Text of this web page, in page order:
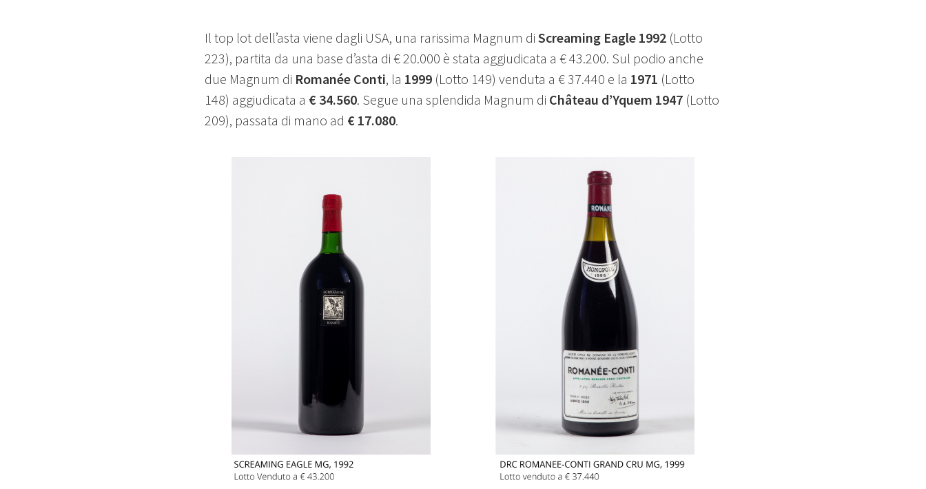
Il top lot dell’asta viene dagli USA, una rarissima Magnum di Screaming Eagle 1992 (Lotto
223), partita da una base d’asta di € 20.000 è stata aggiudicata a € 43.200. Sul podio anche
due Magnum di Romanée Conti, la 1999 (Lotto 149) venduta a € 37.440 e la 1971 (Lotto
148) aggiudicata a € 34.560. Segue una splendida Magnum di Château d’Yquem 1947 (Lotto
209), passata di mano ad € 17.080.